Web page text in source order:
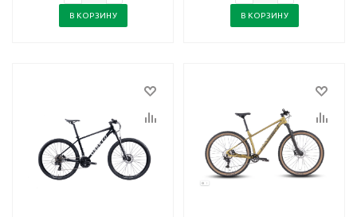
В КОРЗИНУ В КОРЗИНУ